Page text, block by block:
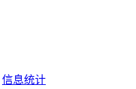
信息统计